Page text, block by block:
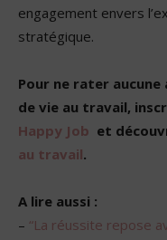
engagement envers
stratégique.
Pour ne rater
de vie au travail,
Happy Job et
au travail.
A lire aussi :
– “La réussite repose